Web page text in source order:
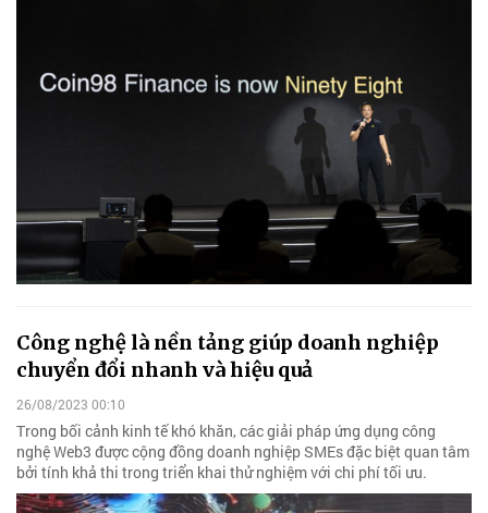
Công nghệ là nền tảng giúp doanh nghiệp
chuyển đổi nhanh và hiệu quả
26/08/2023 00:10
Trong bối cảnh kinh tế khó khăn, các giải pháp ứng dụng công
nghệ Web3 được cộng đồng doanh nghiệp SMEs đặc biệt quan tâm
bởi tính khả thi trong triển khai thử nghiệm với chi phí tối ưu.